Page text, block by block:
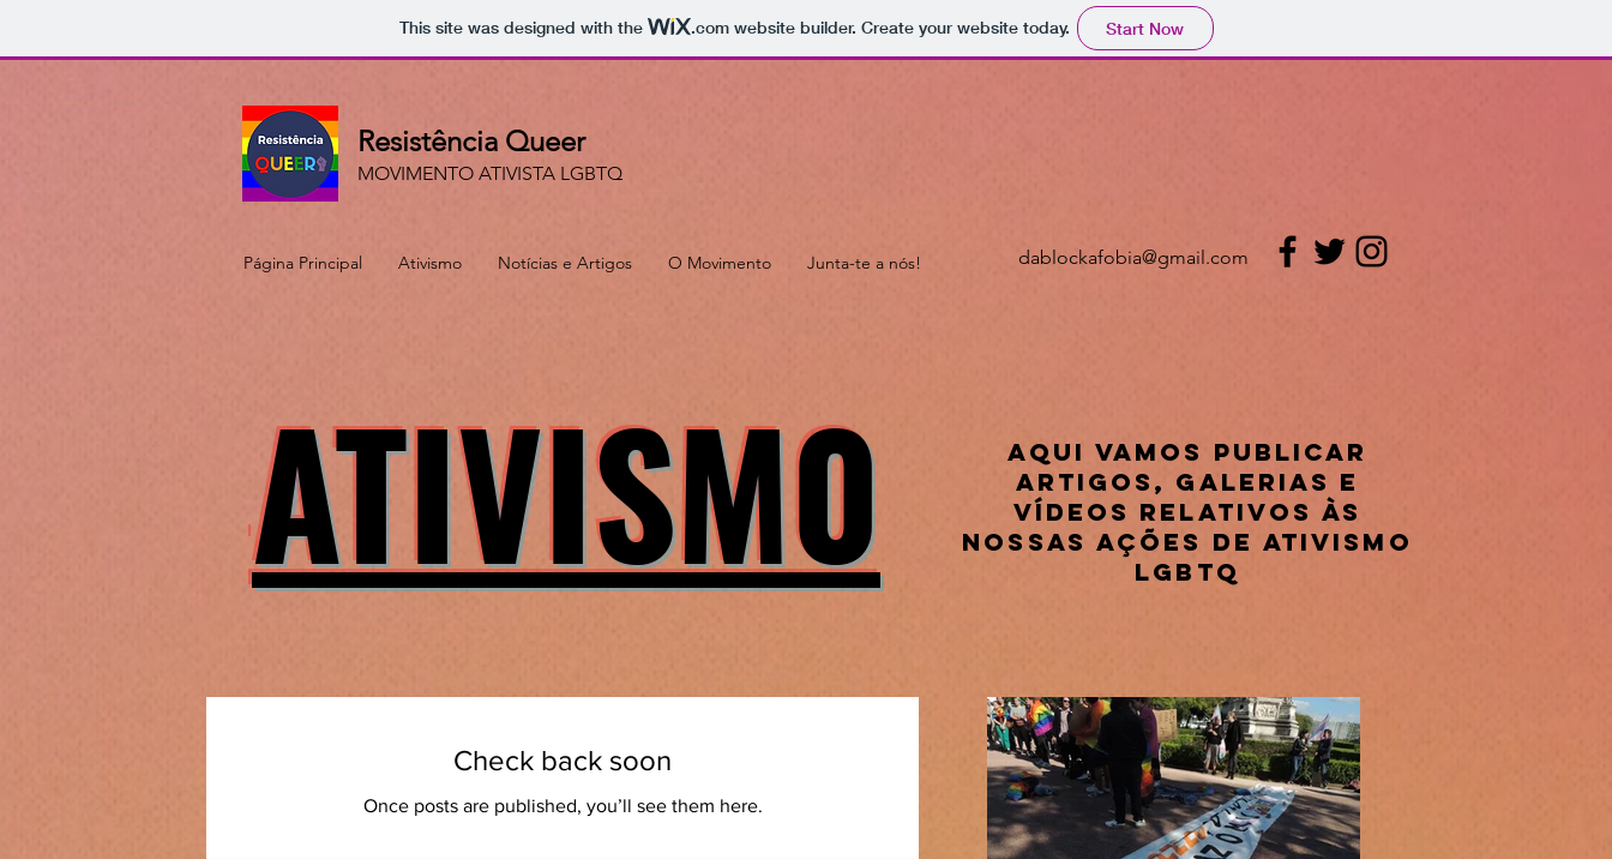
This site was designed with the .comwebsite builder. Create your website today. Start Now
Resistência Queer
MOVIMENTO ATIVISTA LGBTQ
Página Principal Ativismo Notícias e Artigos O Movimento Junta-te a nós! dablockafobia@gmail.com
ATIVISM0
Aqui vamos publicar
artigos, galerias e
vídeos relativos às
nossas ações de ativismo
LGBTQ
Check back soon
Once posts are published, you’ll see them here.